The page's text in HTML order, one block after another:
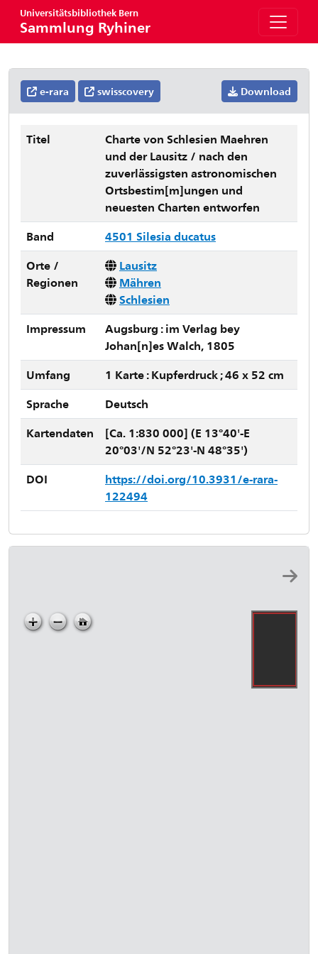
Universitätsbibliothek Bern
Sammlung Ryhiner
e-rara swisscovery Download
Titel
Charte von Schlesien Maehren
und der Lausitz / nach den
zuverlässigsten astronomischen
Ortsbestim[m]ungen und
neuesten Charten entworfen
Band
4501 Silesia ducatus
Orte /
Regionen
Lausitz
Mähren
Schlesien
Impressum
Augsburg : im Verlag bey
Johan[n]es Walch, 1805
Umfang
1 Karte : Kupferdruck ; 46 x 52 cm
Sprache
Deutsch
Kartendaten
[Ca. 1:830 000] (E 13°40'-E
20°03'/N 52°23'-N 48°35')
DOI
https://doi.org/10.3931/e-rara-
122494